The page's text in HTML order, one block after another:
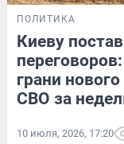
ПОЛИТИКА
Киеву
грани
СВО за
10 июля, 2026, 17:20